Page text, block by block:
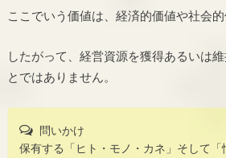
ここでいう価値は、経済的価値や社会的
したがって、経営資源を獲得あるいは
とではありません。
問いかけ
保有する「ヒト・モノ・カネ」そして